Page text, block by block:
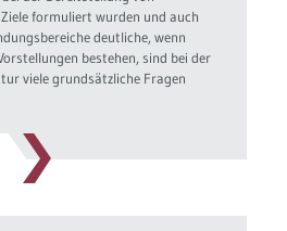
formuliert wurden und auch
deutliche, wenn
bestehen, sind bei der
viele grundsätzliche Fragen